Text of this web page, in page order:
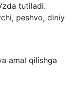
tutiladi.
peshvo, diniy
amal qilishga